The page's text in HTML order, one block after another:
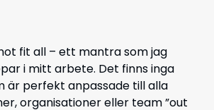
fit all – ett mantra som jag
i mitt arbete. Det finns inga
är perfekt anpassade till alla
organisationer eller team ”out